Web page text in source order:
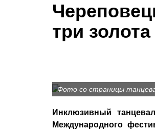
три
Фото со страницы
Инклюзивный
Международного